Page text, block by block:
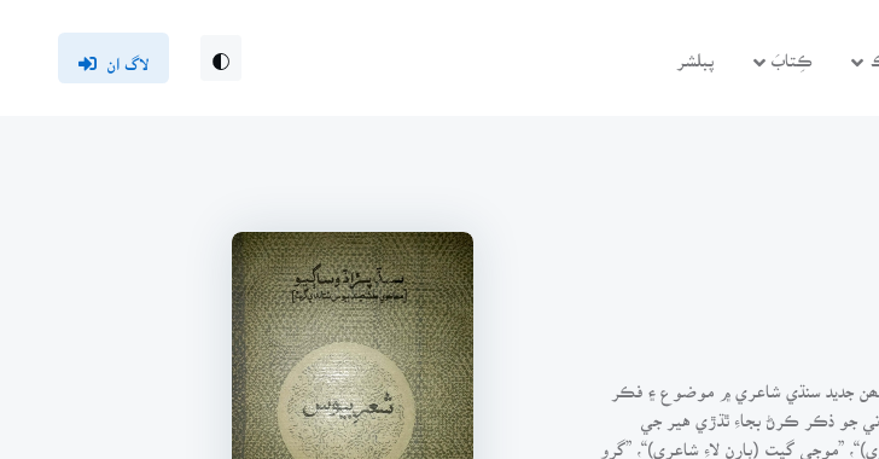
ڪِتابَ پبلشر لاگ ان
جديد سنڌي شاعري ۾ موضوع ۽ فڪر
جو ذڪر ڪرڻ بجاءِ ٿڌڙي هير جي
”موجي گيت (ٻارن لاءِ شاعري)“، ”گرو